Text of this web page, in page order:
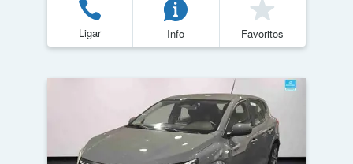
Ligar Info Favoritos